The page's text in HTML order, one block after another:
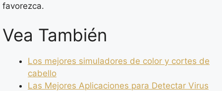
favorezca.
Vea También
Los mejores simuladores de color y cortes de
cabello
Las Mejores Aplicaciones para Detectar Virus